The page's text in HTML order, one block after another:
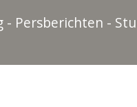
- Persberichten -